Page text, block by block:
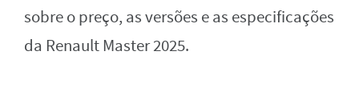
sobre o preço, as versões e as especificações
da Renault Master 2025.